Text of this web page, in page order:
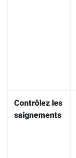
Contrôlez les
saignements